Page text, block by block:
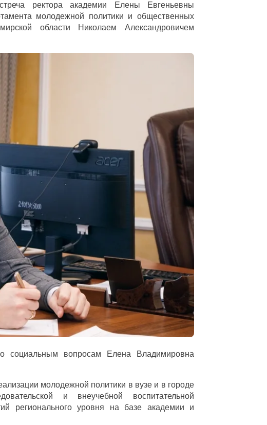
ректора академии Елены Евгеньевны
молодежной политики и общественных
области Николаем Александровичем
социальным вопросам Елена Владимировна
молодежной политики в вузе и в городе
и внеучебной воспитательной
регионального уровня на базе академии и